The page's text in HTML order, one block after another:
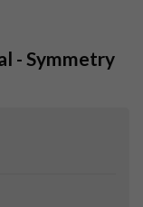
- Symmetry